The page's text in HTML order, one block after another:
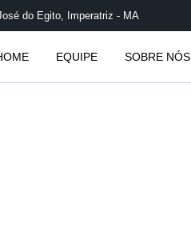
do Egito, Imperatriz - MA
EQUIPE SOBRE NÓS